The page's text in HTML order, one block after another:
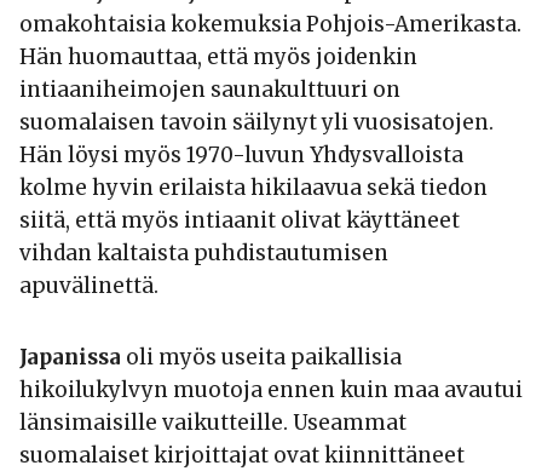
omakohtaisia kokemuksia Pohjois-Amerikasta.
Hän huomauttaa, että myös joidenkin
intiaaniheimojen saunakulttuuri on
suomalaisen tavoin säilynyt yli vuosisatojen.
Hän löysi myös 1970-luvun Yhdysvalloista
kolme hyvin erilaista hikilaavua sekä tiedon
siitä, että myös intiaanit olivat käyttäneet
vihdan kaltaista puhdistautumisen
apuvälinettä.
Japanissa oli myös useita paikallisia
hikoilukylvyn muotoja ennen kuin maa avautui
länsimaisille vaikutteille. Useammat
suomalaiset kirjoittajat ovat kiinnittäneet